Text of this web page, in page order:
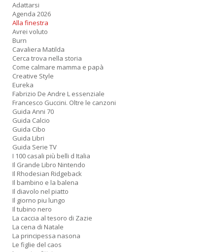
Adattarsi
Agenda 2026
Alla finestra
Avrei voluto
Burn
Cavaliera Matilda
Cerca trova nella storia
Come calmare mamma e papà
Creative Style
Eureka
Fabrizio De Andre L essenziale
Francesco Guccini. Oltre le canzoni
Guida Anni 70
Guida Calcio
Guida Cibo
Guida Libri
Guida Serie TV
I 100 casali più belli d Italia
Il Grande Libro Nintendo
Il Rhodesian Ridgeback
Il bambino e la balena
Il diavolo nel piatto
Il giorno piu lungo
Il tubino nero
La caccia al tesoro di Zazie
La cena di Natale
La principessa nasona
Le figlie del caos